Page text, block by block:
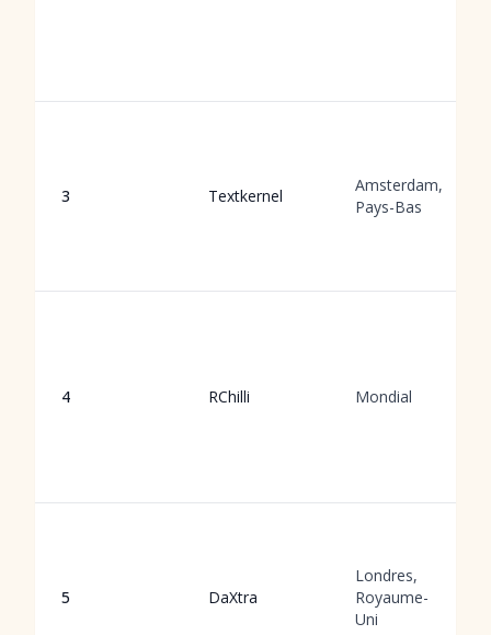
3 Textkernel
Amsterdam,
Pays-Bas
4 RChilli Mondial
5 DaXtra
Londres,
Royaume-
Uni